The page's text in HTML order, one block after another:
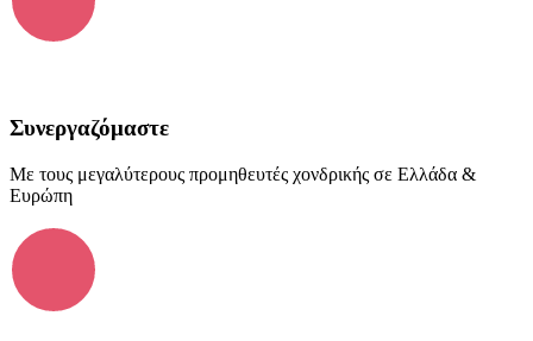
Συνεργαζόμαστε
Με τους μεγαλύτερους προμηθευτές χονδρικής σε Ελλάδα &
Ευρώπη